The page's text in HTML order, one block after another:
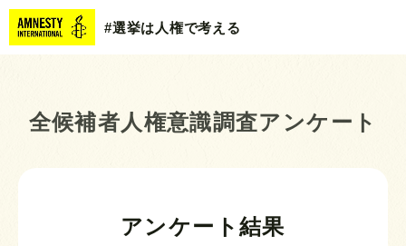
#選挙は人権で考える
全候補者人権意識調査アンケート
アンケート結果